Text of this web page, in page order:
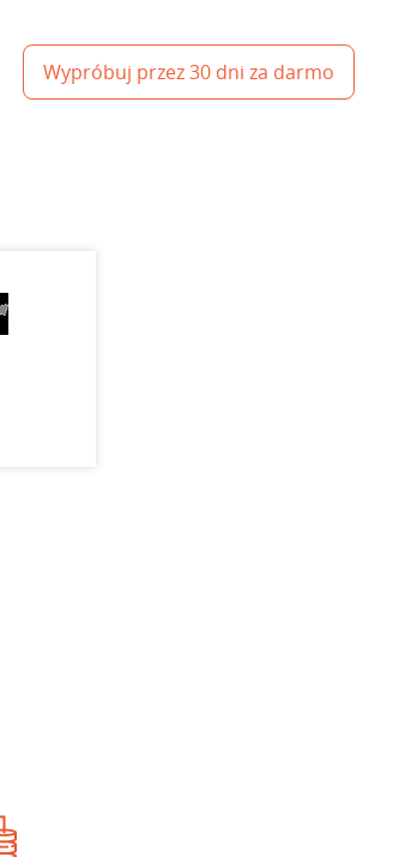
Wypróbuj przez 30 dni za darmo